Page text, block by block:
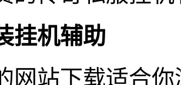
挂机辅助
网站下载适合